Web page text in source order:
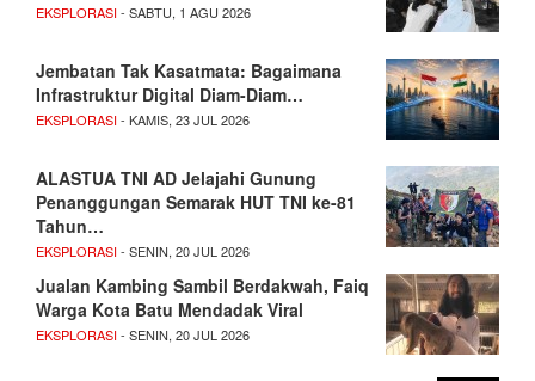
EKSPLORASI- SABTU, 1 AGU 2026
Jembatan Tak Kasatmata: Bagaimana
Infrastruktur Digital Diam-Diam…
EKSPLORASI- KAMIS, 23 JUL 2026
ALASTUA TNI AD Jelajahi Gunung
Penanggungan Semarak HUT TNI ke-81
Tahun…
EKSPLORASI- SENIN, 20 JUL 2026
Jualan Kambing Sambil Berdakwah, Faiq
Warga Kota Batu Mendadak Viral
EKSPLORASI- SENIN, 20 JUL 2026